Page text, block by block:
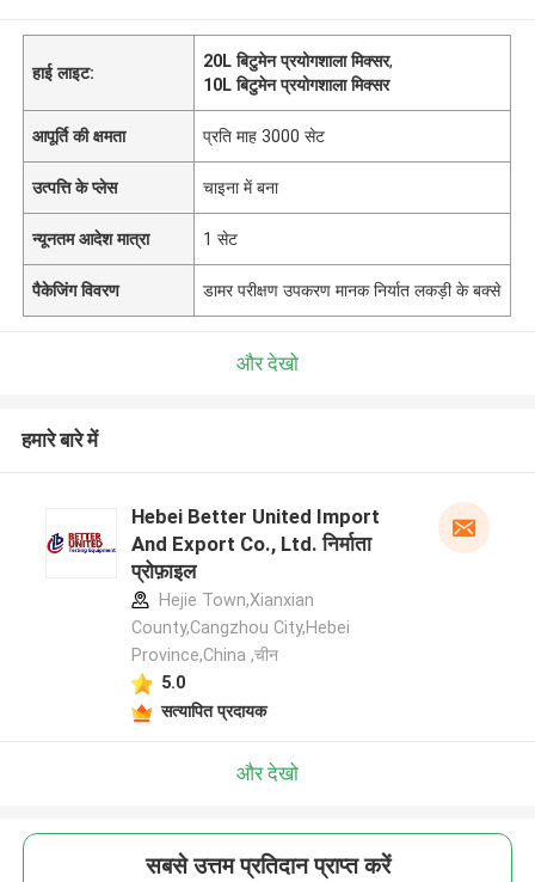
हाई लाइट:
20L बिटुमेन प्रयोगशाला मिक्सर,
10L बिटुमेन प्रयोगशाला मिक्सर
आपूर्ति की क्षमता प्रति माह 3000 सेट
उत्पत्ति के प्लेस चाइना में बना
न्यूनतम आदेश मात्रा 1 सेट
पैकेजिंग विवरण डामर परीक्षण उपकरण मानक निर्यात लकड़ी के बक्से
और देखो
हमारे बारे में
Hebei Better United Import
And Export Co., Ltd. निर्माता
प्रोफ़ाइल
Hejie Town,Xianxian
County,Cangzhou City,Hebei
Province,China ,चीन
5.0
सत्यापित प्रदायक
और देखो
सबसे उत्तम प्रतिदान प्राप्त करें